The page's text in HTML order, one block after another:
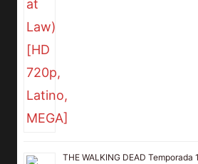
THE WALKING DEAD